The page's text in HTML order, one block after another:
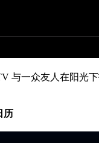
与一众友人在阳光
历